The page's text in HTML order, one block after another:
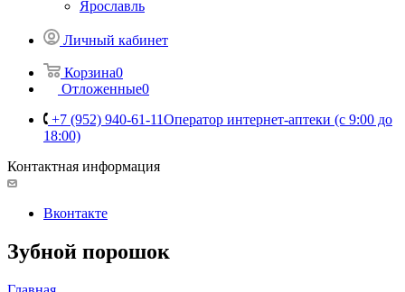
Ярославль
Личный кабинет
Корзина0
Отложенные0
+7 (952) 940-61-11Оператор интернет-аптеки (с 9:00 до
18:00)
Контактная информация
Вконтакте
Зубной порошок